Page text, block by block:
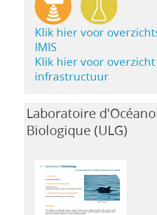
Klik hier voor
IMIS
Klik hier voor overzicht
infrastructuur
Laboratoire
Biologique (ULG)